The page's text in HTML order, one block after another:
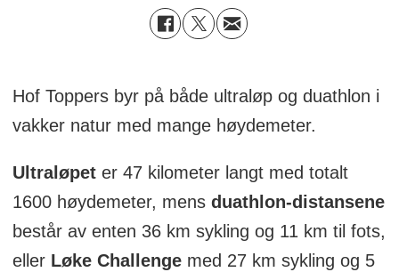
Hof Toppers byr på både ultraløp og duathlon i
vakker natur med mange høydemeter.
Ultraløpet er 47 kilometer langt med totalt
1600 høydemeter, mens duathlon-distansene
består av enten 36 km sykling og 11 km til fots,
eller Løke Challengemed 27 km sykling og 5